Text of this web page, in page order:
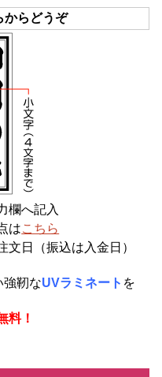
らどうぞ
欄へ記入
はこちら
文日（振込は入金日）
強靭なUVラミネート を
料！